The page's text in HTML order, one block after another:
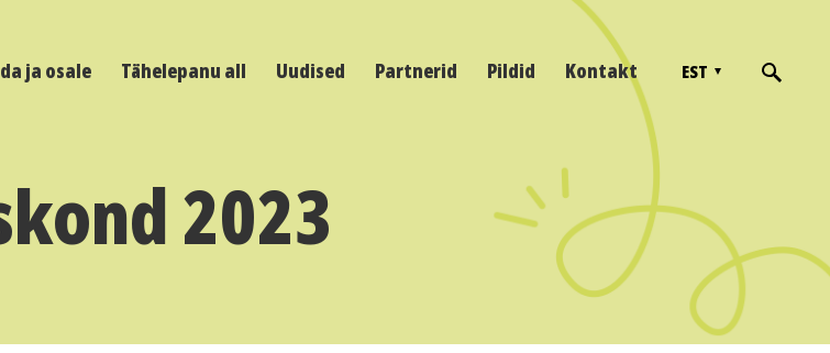
ja osale Tähelepanu all Uudised Partnerid Pildid Kontakt EST
2023